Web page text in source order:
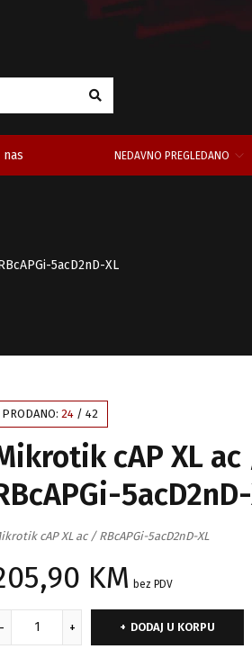
NEDAVNO PREGLEDANO
5acD2nD-XL
PRODANO: 24 / 42
cAP XL
cAP XL ac / RBcAPGi-5acD2nD-XL
KM bez PDV
DODAJ U KORPU